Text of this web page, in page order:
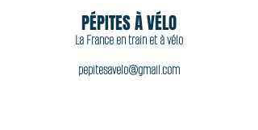
PÉPITES À VÉLO
La France en train et à vélo
pepitesavelo@gmail.com